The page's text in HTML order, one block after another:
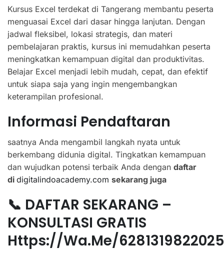
Kursus Excel terdekat di Tangerang membantu peserta
menguasai Excel dari dasar hingga lanjutan. Dengan
jadwal fleksibel, lokasi strategis, dan materi
pembelajaran praktis, kursus ini memudahkan peserta
meningkatkan kemampuan digital dan produktivitas.
Belajar Excel menjadi lebih mudah, cepat, dan efektif
untuk siapa saja yang ingin mengembangkan
keterampilan profesional.
Informasi Pendaftaran
saatnya Anda mengambil langkah nyata untuk
berkembang didunia digital. Tingkatkan kemampuan
dan wujudkan potensi terbaik Anda dengan daftar
di digitalindoacademy.com sekarang juga
📞 DAFTAR SEKARANG –
KONSULTASI GRATIS
Https://wa.me/6281319822025